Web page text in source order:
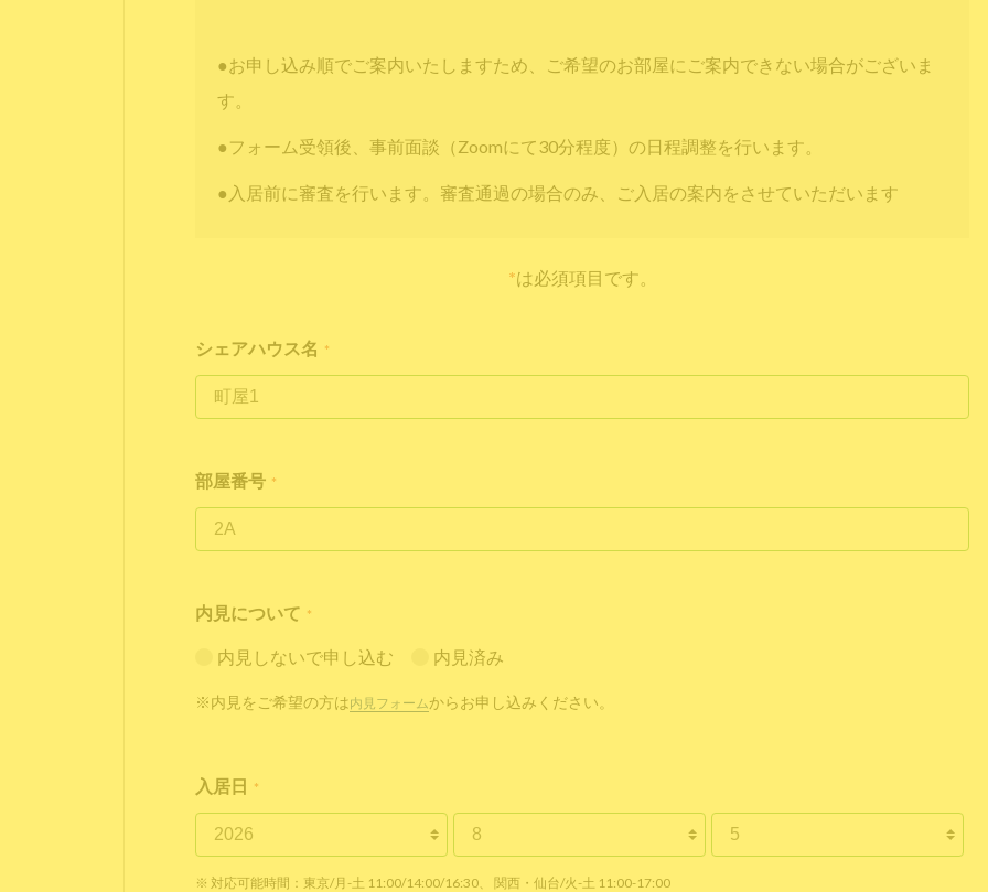
●お申し込み順でご案内いたしますため、ご希望のお部屋にご案内できない場合がございま
す。
●フォーム受領後、事前面談（Zoomにて30分程度）の日程調整を行います。
●入居前に審査を行います。審査通過の場合のみ、ご入居の案内をさせていただいます
*は必須項目です。
シェアハウス名 *
部屋番号 *
内見について *
内見しないで申し込む 内見済み
※内見をご希望の方は 内見フォームからお申し込みください。
入居日 *
※ 対応可能時間：東京/月-土 11:00/14:00/16:30、 関西・仙台/火-土 11:00-17:00